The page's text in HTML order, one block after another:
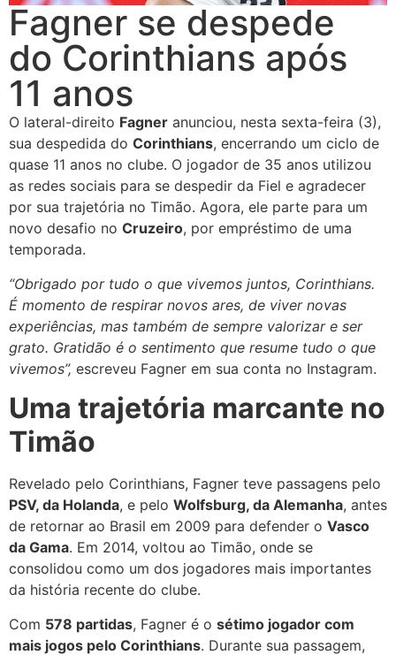
Fagner se despede
do Corinthians após
11 anos
O lateral-direito Fagner anunciou, nesta sexta-feira (3),
sua despedida do Corinthians, encerrando um ciclo de
quase 11 anos no clube. O jogador de 35 anos utilizou
as redes sociais para se despedir da Fiel e agradecer
por sua trajetória no Timão. Agora, ele parte para um
novo desafio no Cruzeiro, por empréstimo de uma
temporada.
“Obrigado por tudo o que vivemos juntos, Corinthians.
É momento de respirar novos ares, de viver novas
experiências, mas também de sempre valorizar e ser
grato. Gratidão é o sentimento que resume tudo o que
vivemos”, escreveu Fagner em sua conta no Instagram.
Uma trajetória marcante no
Timão
Revelado pelo Corinthians, Fagner teve passagens pelo
PSV, da Holanda, e pelo Wolfsburg, da Alemanha, antes
de retornar ao Brasil em 2009 para defender o Vasco
da Gama. Em 2014, voltou ao Timão, onde se
consolidou como um dos jogadores mais importantes
da história recente do clube.
Com 578 partidas, Fagner é o sétimo jogador com
mais jogos pelo Corinthians. Durante sua passagem,